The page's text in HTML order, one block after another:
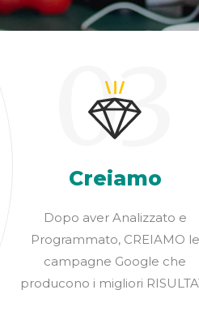
Creiamo
03
Dopo aver Analizzato e
Programmato, CREIAMO le
campagne Google che
producono i migliori